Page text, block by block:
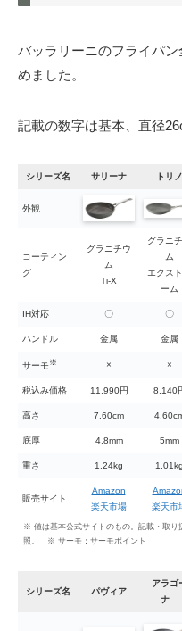
バッラリーニのフライパ
めました。
記載の数字は基本、直径
シリーズ名 サリーナ トリノ
外観
コーティン
グ
グラニチウ
ム
Ti-X
グラニ
ム
エクス
ーム
IH対応 〇 〇
ハンドル 金属 金属
サーモ※ × ×
税込み価格 11,990円 8,140
高さ 7.60cm
底厚 4.8mm 5mm
重さ 1.24kg 1.01kg
販売サイト
Amazon
楽天市場
楽天市
※ 値は基本公式サイトのもの。記載・取り
照。 ※ サーモ：サーモポイント
シリーズ名 パヴィア
アラゴ
ナ